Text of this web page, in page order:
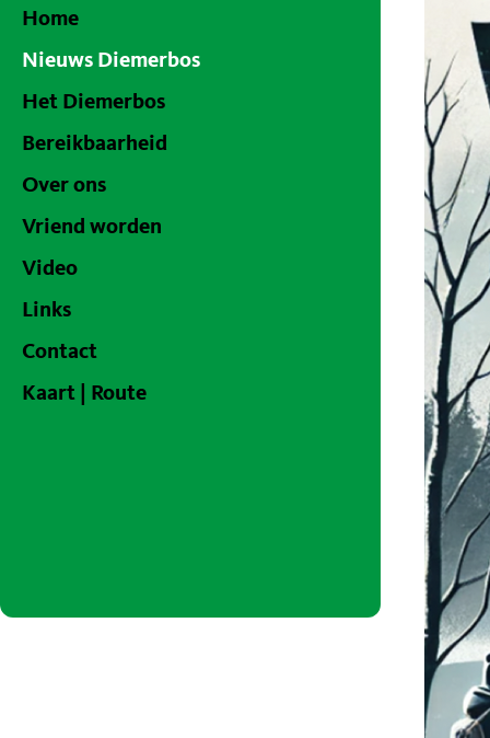
Home
Nieuws Diemerbos
Het Diemerbos
Bereikbaarheid
Over ons
Vriend worden
Video
Links
Contact
Kaart | Route